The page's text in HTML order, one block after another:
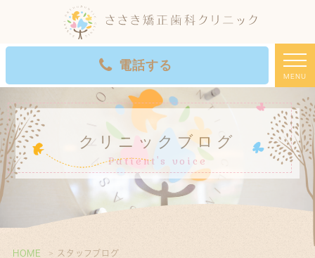
電話する
初診WEB予約
MENU
クリニックブログ
Patient's voice
HOME スタッフブログ